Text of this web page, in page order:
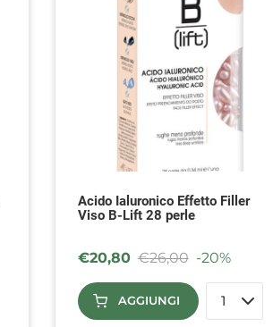
Acido Ialuronico Effetto Filler
Viso B-Lift 28 perle
€20,80 €26,00 -20%
AGGIUNGI